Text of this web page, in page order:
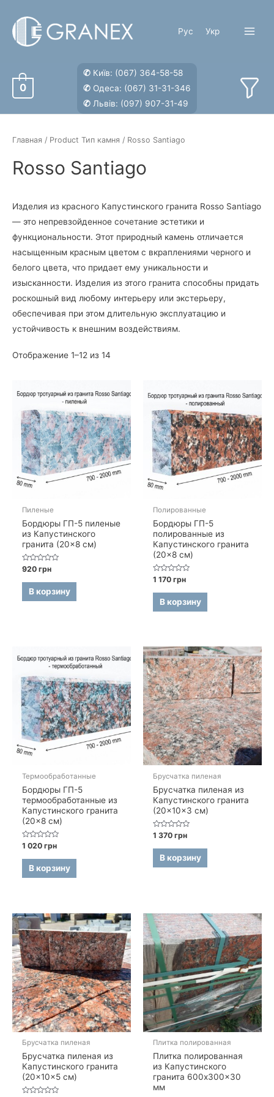
содержимому
Рус Укр
0
✆ Київ: (067) 364-58-58
✆ Одеса: (067) 31-31-346
✆ Львів: (097) 907-31-49
Главная / Product Тип камня / Rosso Santiago
Rosso Santiago
Изделия из красного Капустинского гранита Rosso Santiago
— это непревзойденное сочетание эстетики и
функциональности. Этот природный камень отличается
насыщенным красным цветом с вкраплениями черного и
белого цвета, что придает ему уникальности и
изысканности. Изделия из этого гранита способны придать
роскошный вид любому интерьеру или экстерьеру,
обеспечивая при этом длительную эксплуатацию и
устойчивость к внешним воздействиям.
Отображение 1–12 из 14
Пиленые
Бордюры ГП-5 пиленые
из Капустинского
гранита (20×8 см)
Оценка
из
920грн
В корзину
Полированные
Бордюры ГП-5
полированные из
Капустинского гранита
(20×8 см)
Оценка
из
1 170грн
В корзину
Термообработанные
Бордюры ГП-5
термообработанные из
Капустинского гранита
(20×8 см)
Оценка
из
1 020грн
В корзину
Брусчатка пиленая
Брусчатка пиленая из
Капустинского гранита
(20×10×3 см)
Оценка
из
1 370грн
В корзину
Брусчатка пиленая
Брусчатка пиленая из
Капустинского гранита
(20×10×5 см)
Плитка полированная
Плитка полированная
из Капустинского
гранита 600x300x30
мм